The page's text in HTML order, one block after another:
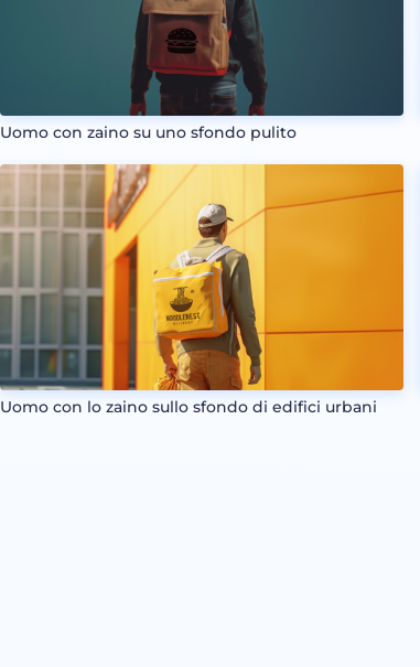
Uomo con zaino su uno sfondo pulito
Uomo con lo zaino sullo sfondo di edifici urbani